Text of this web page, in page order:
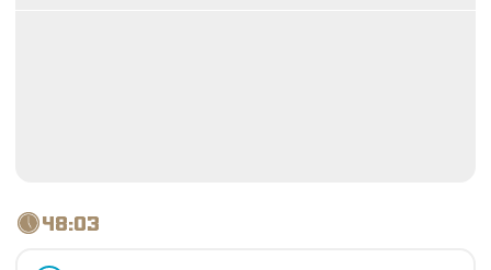
48:03